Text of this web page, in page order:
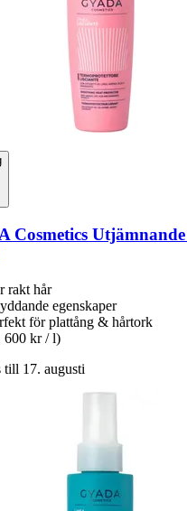
Cosmetics
rakt hår
egenskaper
för plattång & hårtork
600 kr / l)
till 17. augusti